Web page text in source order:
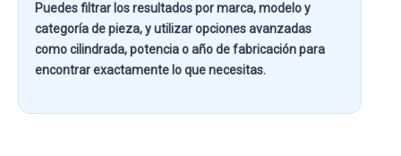
Puedes filtrar los resultados pormarca, modelo y
categoría de pieza, y utilizar opciones avanzadas
comocilindrada, potencia o año de fabricaciónpara
encontrar exactamente lo que necesitas.